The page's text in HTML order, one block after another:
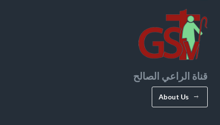
قناة الراعي الصالح
About Us